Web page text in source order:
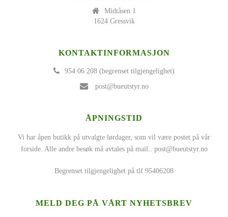
Midtåsen 1
1624 Gressvik
KONTAKTINFORMASJON
954 06 208 (begrenset tilgjengelighet)
post@bueutstyr.no
ÅPNINGSTID
Vi har åpen butikk på utvalgte lørdager, som vil være postet på vår
forside. Alle andre besøk må avtales på mail.. post@bueutstyr.no
Begrenset tilgjengelighet på tlf 95406208
MELD DEG PÅ VÅRT NYHETSBREV